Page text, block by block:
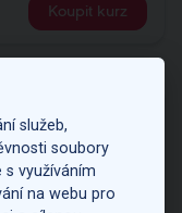
Koupit kurz
pokročilí
- Národní
služeb,
soubory
využíváním
na webu pro